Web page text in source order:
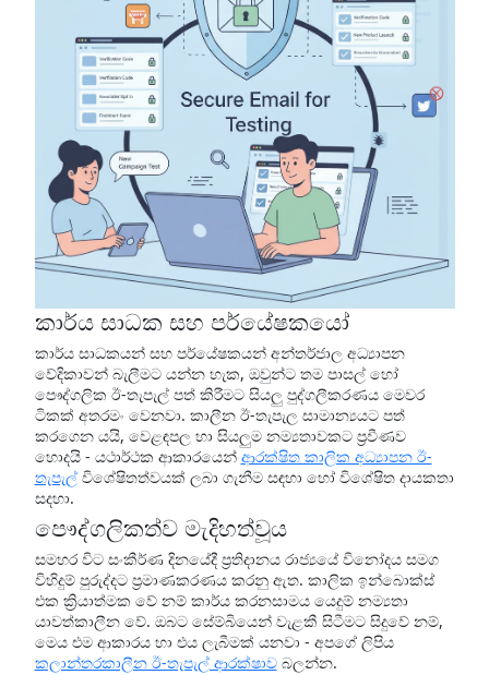
කාර්ය සාධක සහ පර්යේෂකයෝ
කාර්ය සාධකයන් සහ පර්යේෂකයන් අන්තර්ජාල අධ්‍යාපන
වේදිකාවන් බැලීමට යන්න හැක, ඔවුන්ට තම පාසල් හෝ
පෞද්ගලික ඊ-තැපැල් පත් කිරීමට සියලු පුද්ගලීකරණය මෙවර
ටිකක් අතරමං වෙනවා. කාලීන ඊ-තැපැල සාමාන්‍යයට පත්
කරගෙන යයි, වෙළඳපල හා සියලුම නම්‍යතාවකට ප්‍රවීණව
හොදයි - යථාර්ථක ආකාරයෙන් ආරක්ෂිත කාලික අධ්‍යාපන ඊ-
තැපැල්විශේෂිතත්වයක් ලබා ගැනීම සඳහා හෝ විශේෂිත දායකතා
සදහා.
පෞද්ගලිකත්ව මැදිහත්වූය
සමහර විට සංකීර්ණ දිනයේදී ප්‍රතිදානය රාජ්‍යයේ විනෝදය සමග
විහිදුම් පුරුද්දට ප්‍රමාණකරණය කරනු ඇත. කාලික ඉන්බොක්ස්
එක ක්‍රියාත්මක වේ නම් කාර්ය කරනසාමය යෙදුම් නම්‍යතා
යාවත්කාලීන වේ. ඔබට සේම්බියෙන් වැළකී සිටීමට සිදුවේ නම්,
මෙය එම ආකාරය හා එය ලැබීමක් යනවා - අපගේ ලිපිය
කලාන්තරකාලීන ඊ-තැපැල් ආරක්ෂාවබලන්න.